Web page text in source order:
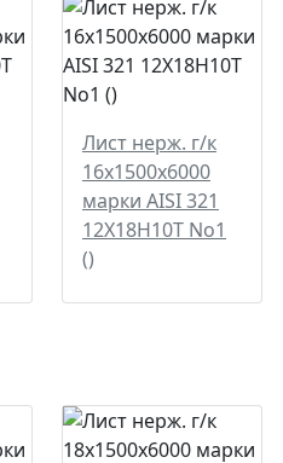
Лист нерж. г/к
16х1500х6000
марки AISI 321
12Х18Н10Т No1
()